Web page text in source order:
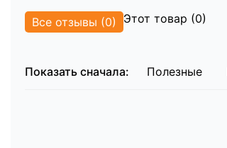
Все отзывы (0) Этот товар (0)
Показать сначала: Полезные